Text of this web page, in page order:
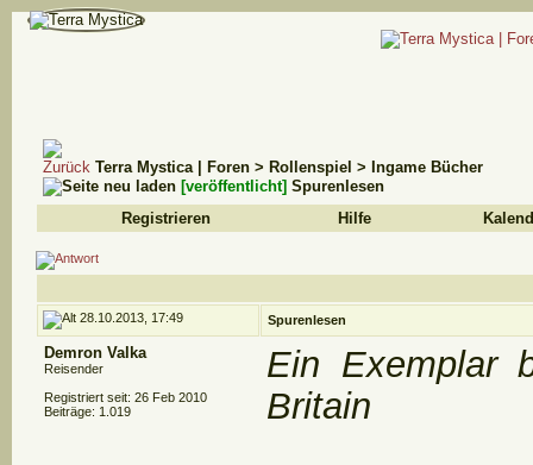
Terra Mystica | Foren > Rollenspiel > Ingame Bücher
[veröffentlicht] Spurenlesen
Registrieren
Hilfe
28.10.2013, 17:49 Spurenlesen
Demron Valka
Reisender
Registriert seit: 26 Feb 2010
Beiträge: 1.019
Ein Exemplar
Britain